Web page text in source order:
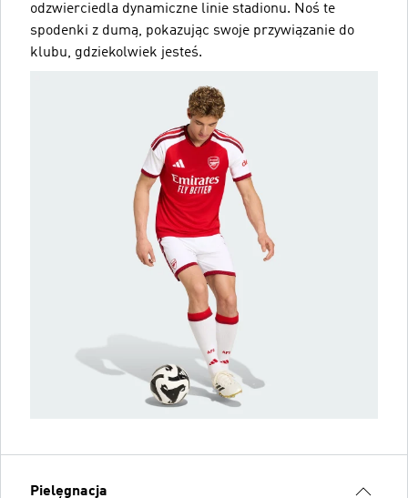
odzwierciedla dynamiczne linie stadionu. Noś te
spodenki z dumą, pokazując swoje przywiązanie do
klubu, gdziekolwiek jesteś.
Pielęgnacja